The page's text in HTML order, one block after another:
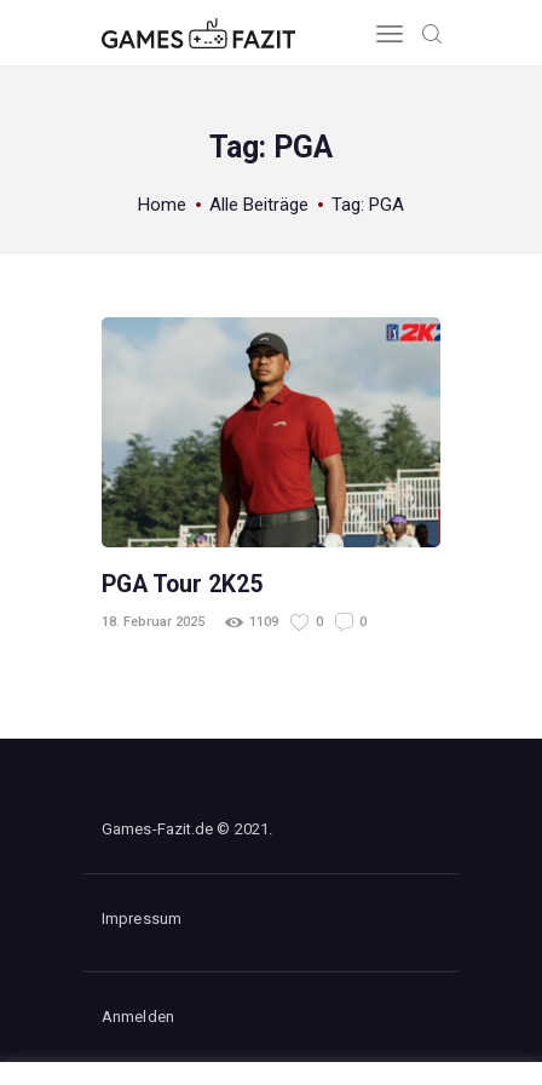
Tag: PGA
Home Alle Beiträge Tag: PGA
HOME
PGA Tour 2K25
18. Februar 2025 1109 0 0
Games-Fazit.de © 2021.
Impressum
Anmelden